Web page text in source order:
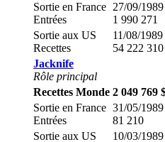
Sortie en France
Entrées
27/09/1989
1 990 271
Sortie aux US
Recettes
11/08/1989
54 222
Jacknife
Rôle principal
Recettes Monde 2 049 769
Sortie en France
Entrées
31/05/1989
81 210
Sortie aux US
10/03/1989